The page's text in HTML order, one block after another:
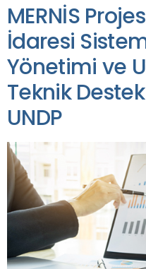
MERNİS
İdaresi
Yönetimi ve
Teknik
UNDP